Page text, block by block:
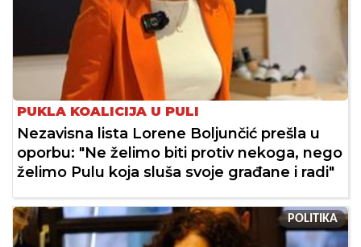
PUKLA KOALICIJA U PULI
Nezavisna lista Lorene Boljunčić prešla u
oporbu: "Ne želimo biti protiv nekoga, nego
želimo Pulu koja sluša svoje građane i radi"
POLITIKA